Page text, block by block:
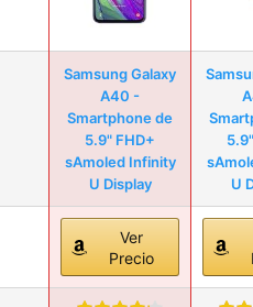
Samsung Galaxy
A40 -
Smartphone de
5.9" FHD+
sAmoled Infinity
U Display
U
Ver
Precio